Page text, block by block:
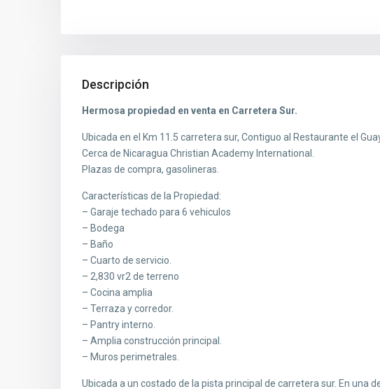
Descripción
Hermosa propiedad en venta en Carretera Sur.
Ubicada en el Km 11.5 carretera sur, Contiguo al Restaurante el
Cerca de Nicaragua Christian Academy International.
Plazas de compra, gasolineras.
Características de la Propiedad:
– Garaje techado para 6 vehiculos
– Bodega
– Baño
– Cuarto de servicio.
– 2,830 vr2 de terreno
– Cocina amplia
– Terraza y corredor.
– Pantry interno.
– Amplia construcción principal.
– Muros perimetrales.
Ubicada a un costado de la pista principal de carretera sur. En una